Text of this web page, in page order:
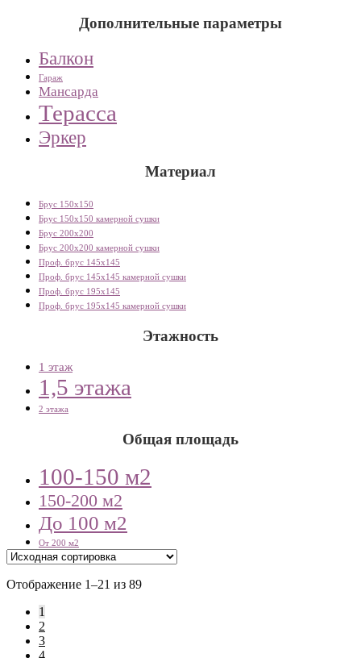
Дополнительные параметры
Балкон
Гараж
Мансарда
Терасса
Эркер
Материал
Брус 150х150
Брус 150х150 камерной сушки
Брус 200х200
Брус 200х200 камерной сушки
Проф. брус 145х145
Проф. брус 145х145 камерной сушки
Проф. брус 195х145
Проф. брус 195х145 камерной сушки
Этажность
1 этаж
1,5 этажа
2 этажа
Общая площадь
100-150 м2
150-200 м2
До 100 м2
От 200 м2
Отображение 1–21 из 89
1
2
3
4